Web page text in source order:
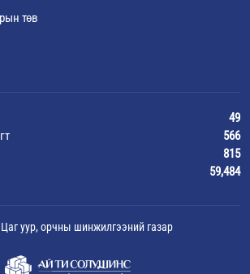
төв
49
566
815
59,484
уур, орчны шинжилгээний газар